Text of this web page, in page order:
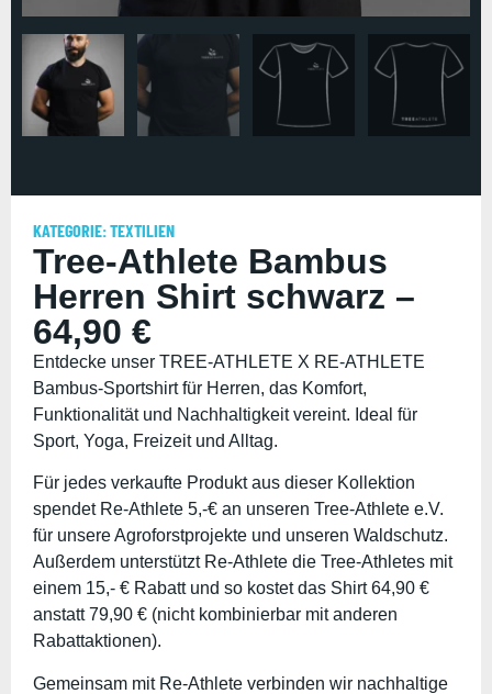
KATEGORIE:TEXTILIEN
Tree-Athlete Bambus
Herren Shirt schwarz –
64,90 €
Entdecke unser TREE-ATHLETE X RE-ATHLETE
Bambus-Sportshirt für Herren, das Komfort,
Funktionalität und Nachhaltigkeit vereint. Ideal für
Sport, Yoga, Freizeit und Alltag.
Für jedes verkaufte Produkt aus dieser Kollektion
spendet Re-Athlete 5,-€ an unseren Tree-Athlete e.V.
für unsere Agroforstprojekte und unseren Waldschutz.
Außerdem unterstützt Re-Athlete die Tree-Athletes mit
einem 15,- € Rabatt und so kostet das Shirt 64,90 €
anstatt 79,90 € (nicht kombinierbar mit anderen
Rabattaktionen).
Gemeinsam mit Re-Athlete verbinden wir nachhaltige